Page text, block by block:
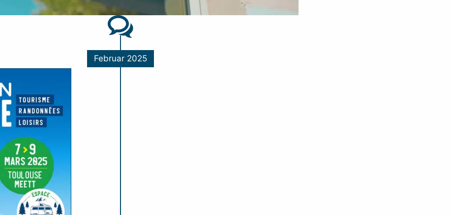
Februar 2025